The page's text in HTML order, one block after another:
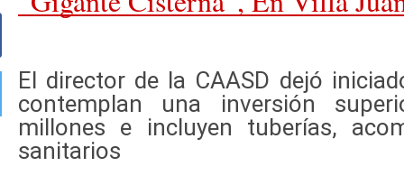
El director de la CAASD dejó
contemplan una inversión
millones e incluyen tuberías,
sanitarios